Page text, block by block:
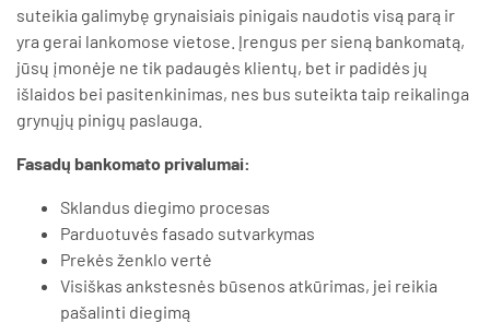
suteikia galimybę grynaisiais pinigais naudotis visą parą ir
yra gerai lankomose vietose. Įrengus per sieną bankomatą,
jūsų įmonėje ne tik padaugės klientų, bet ir padidės jų
išlaidos bei pasitenkinimas, nes bus suteikta taip reikalinga
grynųjų pinigų paslauga.
Fasadų bankomato privalumai:
Sklandus diegimo procesas
Parduotuvės fasado sutvarkymas
Prekės ženklo vertė
Visiškas ankstesnės būsenos atkūrimas, jei reikia
pašalinti diegimą